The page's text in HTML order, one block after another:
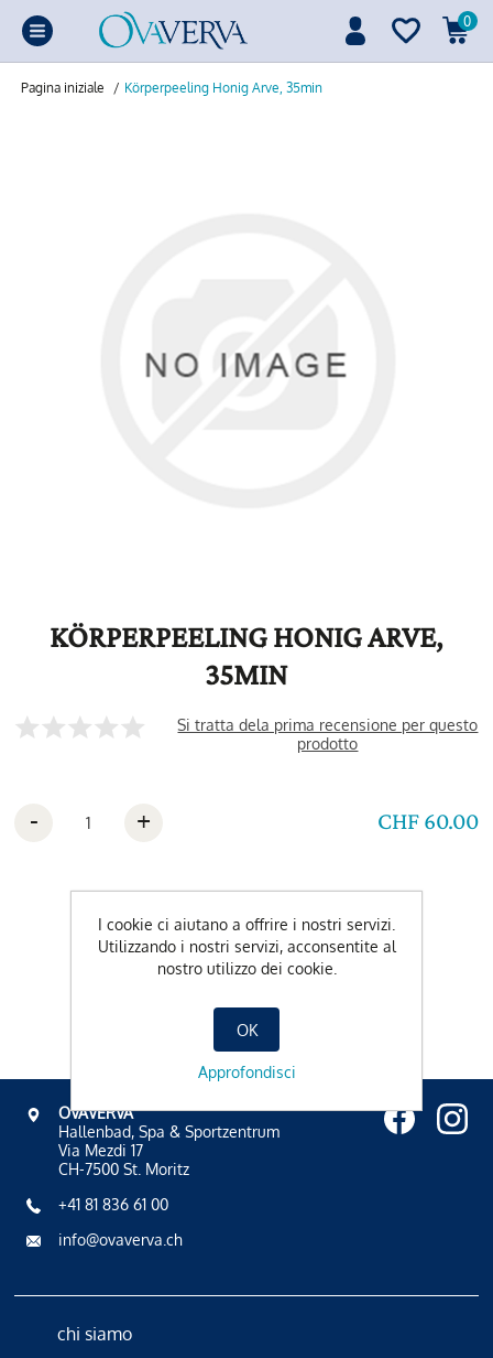
0
Pagina iniziale / Körperpeeling Honig Arve, 35min
KÖRPERPEELING HONIG ARVE,
35MIN
Si tratta dela prima recensione per questo
prodotto
CHF 60.00
- +
OVAVERVA
Hallenbad, Spa & Sportzentrum
Via Mezdi 17
CH-7500 St. Moritz
+41 81 836 61 00
info@ovaverva.ch
chi siamo
I cookie ci aiutano a offrire i nostri servizi.
Utilizzando i nostri servizi, acconsentite al
nostro utilizzo dei cookie.
OK
Approfondisci